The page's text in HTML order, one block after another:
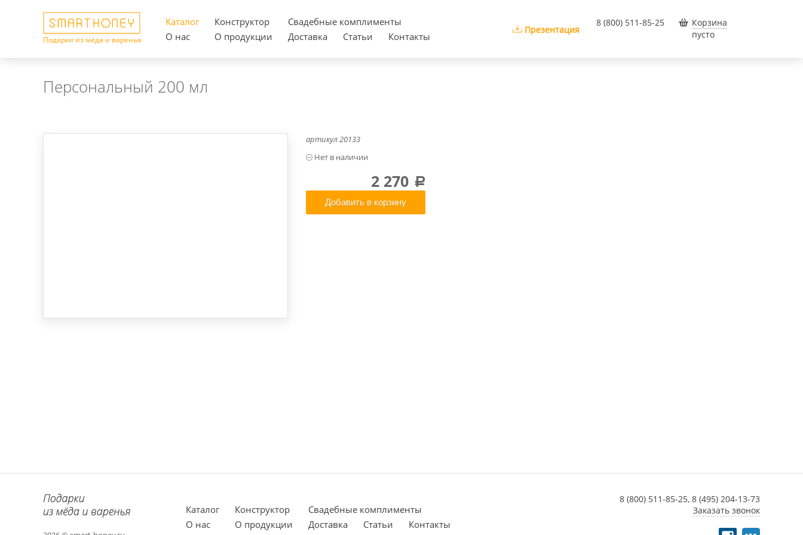
Подарки из мёда и варенья
Каталог Конструктор
Cвадебные комплименты
О нас
О продукции Доставка Статьи Контакты
Презентация
8 (800) 511-85-25
Корзина
пусто
Персональный 200 мл
артикул20133
2 270 a
Добавить в корзину
Каталог Конструктор
Cвадебные комплименты
О нас
О продукции Доставка Статьи Контакты
8 (800) 511-85-25, 8 (495) 204-13-73
Заказать звонок